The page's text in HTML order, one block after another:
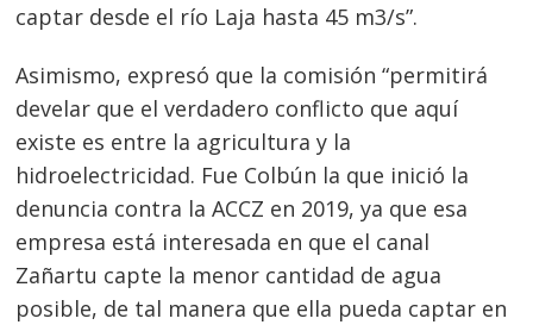
captar desde el río Laja hasta 45 m3/s”.
Asimismo, expresó que la comisión “permitirá
develar que el verdadero conflicto que aquí
existe es entre la agricultura y la
hidroelectricidad. Fue Colbún la que inició la
denuncia contra la ACCZ en 2019, ya que esa
empresa está interesada en que el canal
Zañartu capte la menor cantidad de agua
posible, de tal manera que ella pueda captar en